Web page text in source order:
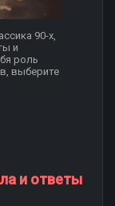
90-х,
и
роль
выберите
и ответы